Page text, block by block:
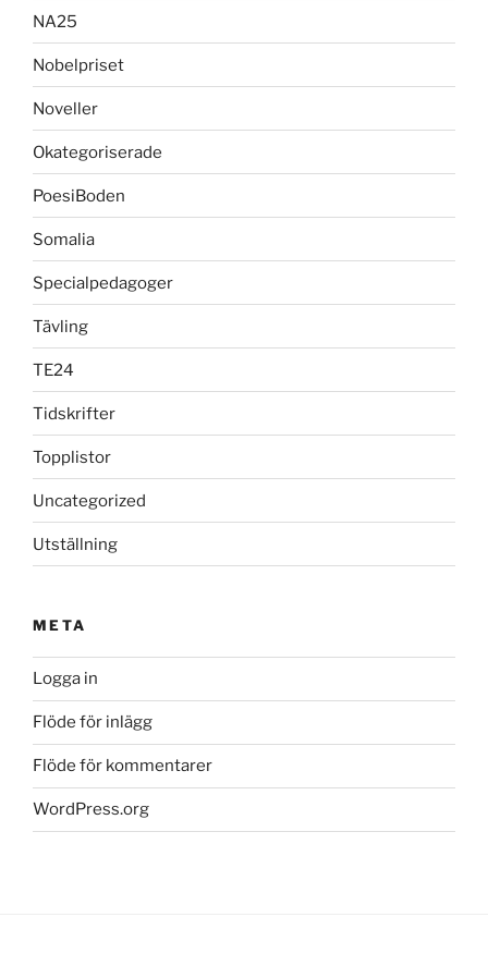
NA25
Nobelpriset
Noveller
Okategoriserade
PoesiBoden
Somalia
Specialpedagoger
Tävling
TE24
Tidskrifter
Topplistor
Uncategorized
Utställning
META
Logga in
Flöde för inlägg
Flöde för kommentarer
WordPress.org